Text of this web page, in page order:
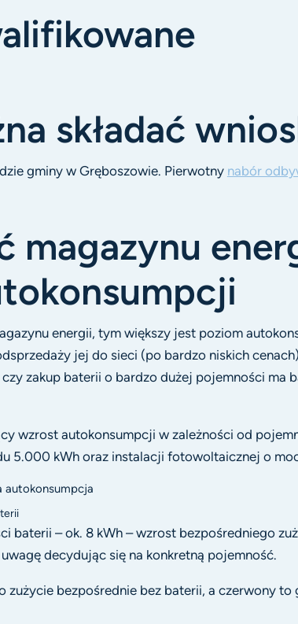
składać
gminy w Gręboszowie. Pierwotny nabór
magazynu
energii, tym większy jest poziom
jej do sieci (po bardzo niskich
zakup baterii o bardzo dużej pojemności ma
wzrost autokonsumpcji w zależności od
5.000 kWh oraz instalacji fotowoltaicznej o
baterii – ok. 8 kWh – wzrost bezpośredniego
decydując się na konkretną pojemność.
zużycie bezpośrednie bez baterii, a czerwony to